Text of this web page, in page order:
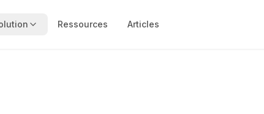
Ressources Articles